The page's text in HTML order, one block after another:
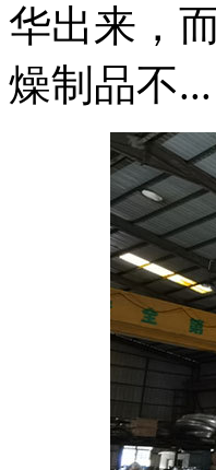
华出来，
燥制品不...